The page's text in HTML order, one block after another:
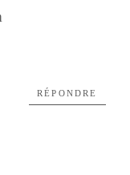
RÉPONDRE